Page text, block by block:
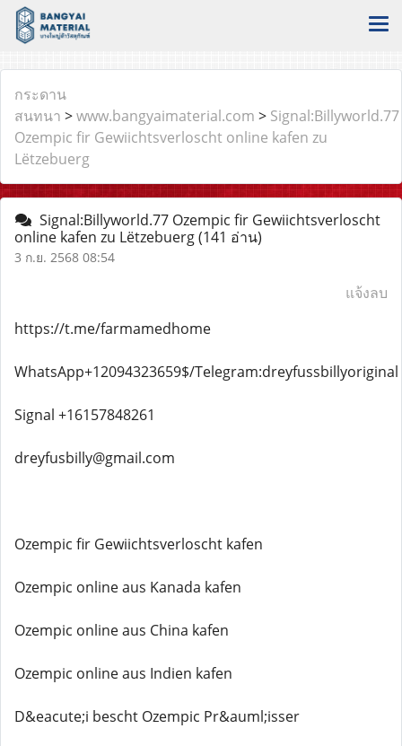
กระดาน
สนทนา >www.bangyaimaterial.com > Signal:Billyworld.77
Ozempic fir Gewiichtsverloscht online kafen zu
Lëtzebuerg
Signal:Billyworld.77 Ozempic fir Gewiichtsverloscht
online kafen zu Lëtzebuerg(141 อ่าน)
3 ก.ย. 2568 08:54
แจ้งลบ
https://t.me/farmamedhome
WhatsApp+12094323659$/Telegram:dreyfussbillyoriginal
Signal +16157848261
dreyfusbilly@gmail.com
Ozempic fir Gewiichtsverloscht kafen
Ozempic online aus Kanada kafen
Ozempic online aus China kafen
Ozempic online aus Indien kafen
D&eacute;i bescht Ozempic Pr&auml;isser